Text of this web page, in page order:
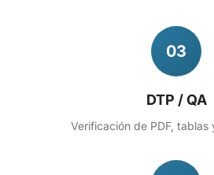
03
DTP / QA
Verificación de PDF, tablas